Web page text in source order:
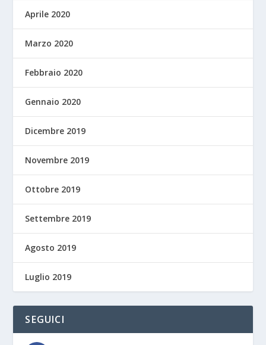
Aprile 2020
Marzo 2020
Febbraio 2020
Gennaio 2020
Dicembre 2019
Novembre 2019
Ottobre 2019
Settembre 2019
Agosto 2019
Luglio 2019
SEGUICI